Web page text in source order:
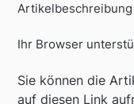
Ihr Browser
Sie können die
auf diesen Link